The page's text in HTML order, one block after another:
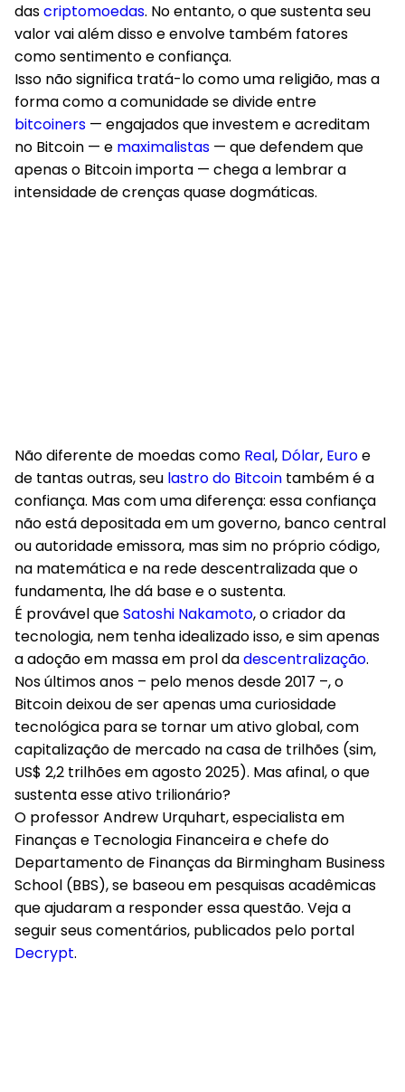
dascriptomoedas. No entanto, o que sustenta seu
valor vai além disso e envolve também fatores
como sentimento e confiança.
Isso não significa tratá-lo como uma religião, mas a
forma como a comunidade se divide entre
bitcoiners — engajados que investem e acreditam
no Bitcoin — e maximalistas — que defendem que
apenas o Bitcoin importa — chega a lembrar a
intensidade de crenças quase dogmáticas.
Não diferente de moedas como Real, Dólar, Euroe
de tantas outras, seu lastro do Bitcoin também é a
confiança. Mas com uma diferença: essa confiança
não está depositada em um governo, banco central
ou autoridade emissora, mas sim no próprio código,
na matemática e na rede descentralizada que o
fundamenta, lhe dá base e o sustenta.
É provável queSatoshi Nakamoto, o criador da
tecnologia, nem tenha idealizado isso, e sim apenas
a adoção em massa em prol dadescentralização.
Nos últimos anos – pelo menos desde 2017 –, o
Bitcoin deixou de ser apenas uma curiosidade
tecnológica para se tornar um ativo global, com
capitalização de mercado na casa de trilhões (sim,
US$ 2,2 trilhões em agosto 2025). Mas afinal, o que
sustenta esse ativo trilionário?
O professor Andrew Urquhart, especialista em
Finanças e Tecnologia Financeira e chefe do
Departamento de Finanças da Birmingham Business
School (BBS), se baseou em pesquisas acadêmicas
que ajudaram a responder essa questão. Veja a
seguir seus comentários, publicados pelo portal
Decrypt.